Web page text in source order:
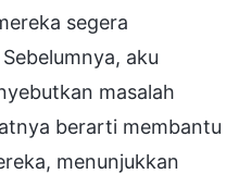
segera
aku
masalah
berarti membantu
menunjukkan